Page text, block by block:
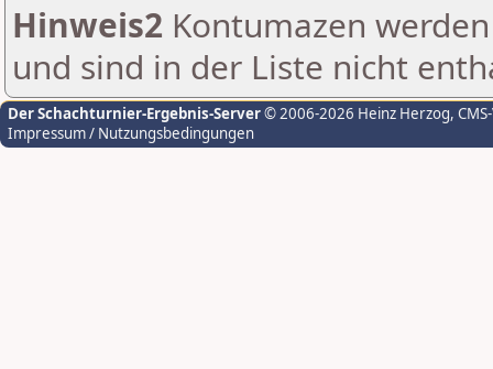
Hinweis2 Kontumazen
und sind in der Liste nicht
Der Schachturnier-Ergebnis-Server© 2006-2026 Heinz Herzog,
Impressum / Nutzungsbedingungen